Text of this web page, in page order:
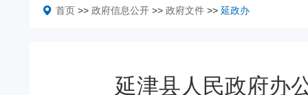
首页 >> 政府信息公开 >> 政府文件 >> 延政办
延津县人民政府办